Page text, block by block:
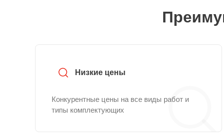
Низкие цены
Конкурентные цены на все виды работ и
типы комплектующих